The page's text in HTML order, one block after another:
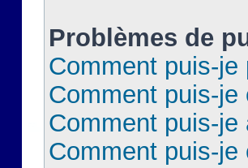
Problèmes de
Comment puis-
Comment puis-
Comment puis-
Comment puis-je